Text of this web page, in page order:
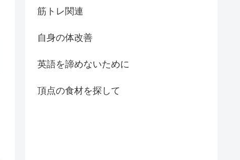
筋トレ関連
自身の体改善
英語を諦めないために
頂点の食材を探して